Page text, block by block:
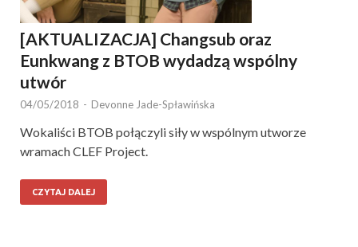
[AKTUALIZACJA] Changsub oraz
Eunkwang z BTOB wydadzą wspólny
utwór
04/05/2018 - Devonne Jade-Spławińska
Wokaliści BTOB połączyli siły w wspólnym utworze
wramach CLEF Project.
CZYTAJ DALEJ